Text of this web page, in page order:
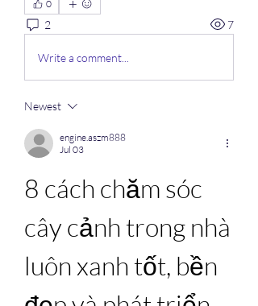
0
2 7
Write a comment...
Newest
engine.aszm888
Jul 03
8 cách chăm sóc
cây cảnh trong nhà
luôn xanh tốt, bền